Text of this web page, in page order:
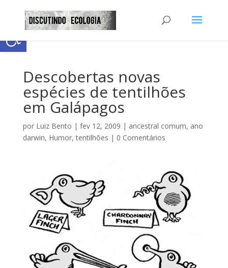
Abrir a barra de ferramentas
Descobertas novas
espécies de tentilhões
em Galápagos
por Luiz Bento | fev 12, 2009 | ancestral comum, ano
darwin, Humor,tentilhões | 0 Comentários